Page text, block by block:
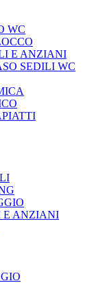
WC
E ANZIANI
SEDILI WC
E ANZIANI